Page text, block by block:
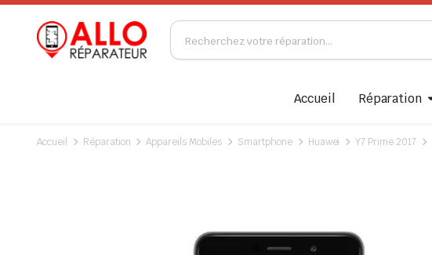
Accueil Réparation
Accueil Réparation Appareils Mobiles Smartphone Huawei Y7 Prime 2017